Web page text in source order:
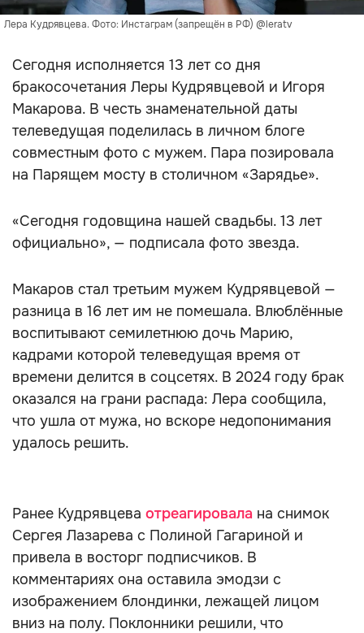
Лера Кудрявцева. Фото: Инстаграм (запрещён в РФ) @leratv
Сегодня исполняется 13 лет со дня
бракосочетания Леры Кудрявцевой и Игоря
Макарова. В честь знаменательной даты
телеведущая поделилась в личном блоге
совместным фото с мужем. Пара позировала
на Парящем мосту в столичном «Зарядье».
«Сегодня годовщина нашей свадьбы. 13 лет
официально», — подписала фото звезда.
Макаров стал третьим мужем Кудрявцевой —
разница в 16 лет им не помешала. Влюблённые
воспитывают семилетнюю дочь Марию,
кадрами которой телеведущая время от
времени делится в соцсетях. В 2024 году брак
оказался на грани распада: Лера сообщила,
что ушла от мужа, но вскоре недопонимания
удалось решить.
Ранее Кудрявцева отреагировала на снимок
Сергея Лазарева с Полиной Гагариной и
привела в восторг подписчиков. В
комментариях она оставила эмодзи с
изображением блондинки, лежащей лицом
вниз на полу. Поклонники решили, что